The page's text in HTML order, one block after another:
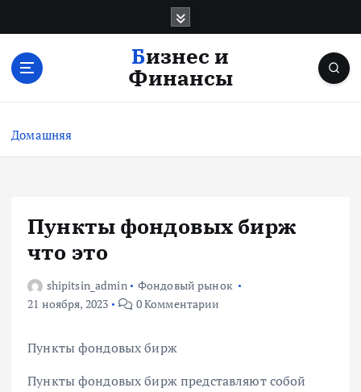
с
Бизнес и
Финансы
Домашняя
Пункты фондовых бирж
что это
shipitsin_admin
Фондовый рынок
21 ноября, 2023
0 Комментарии
Пункты фондовых бирж
Пункты фондовых бирж представляют собой